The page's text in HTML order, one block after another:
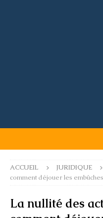
ACCUEIL JURIDIQUE
comment déjouer les
La nullité des